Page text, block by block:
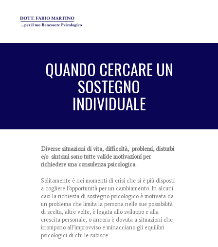
QUANDO CERCARE UN
SOSTEGNO
INDIVIDUALE
Diverse situazioni di vita, difficoltà, problemi, disturbi
e/o sintomi sono tutte valide motivazioni per
richiedere una consulenza psicologica.
Solitamente è nei momenti di crisi che si è più disposti
a cogliere l’opportunità per un cambiamento. In alcuni
casi la richiesta di sostegno psicologico è motivata da
un problema che limita la persona nelle sue possibilità
di scelta, altre volte, è legata allo sviluppo e alla
crescita personale, o ancora è dovuta a situazioni che
irrompono all’improvviso e minacciano gli equilibri
psicologici di chi le subisce.